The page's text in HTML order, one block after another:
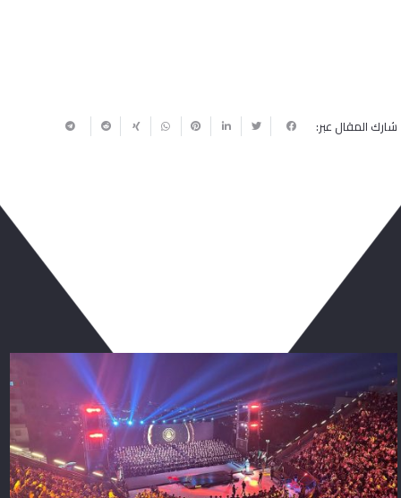
شارك المقال عبر: